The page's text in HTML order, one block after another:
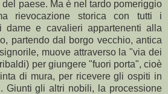
paese. Ma è nel tardo pomeriggio
rievocazione storica con tutti i
dame e cavalieri appartenenti alla
partendo dal borgo vecchio, antica
muove attraverso la "via dei
per giungere "fuori porta", cioè
di mura, per ricevere gli ospiti in
Giunti gli altri nobili, la processione